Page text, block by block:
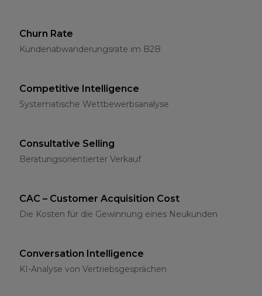
Churn Rate
Kundenabwanderungsrate im B2B
Competitive Intelligence
Systematische Wettbewerbsanalyse
Consultative Selling
Beratungsorientierter Verkauf
CAC – Customer Acquisition Cost
Die Kosten für die Gewinnung eines Neukunden
Conversation Intelligence
KI-Analyse von Vertriebsgesprächen